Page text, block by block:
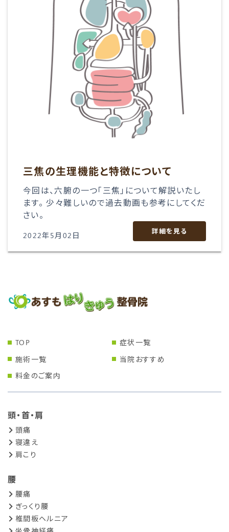
三焦の生理機能と特徴について
今回は、六腑の一つ「三焦」について解説いたし
ます。 少々難しいので過去動画も参考にしてくだ
さい。
2022年5月02日 詳細を見る
TOP
症状一覧
施術一覧
当院おすすめ
料金のご案内
頭・首・肩
頭痛
寝違え
肩こり
腰
腰痛
ぎっくり腰
椎間板ヘルニア